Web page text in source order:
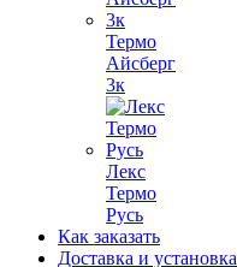
Термо
Айсберг
3к
Лекс
Термо
Русь
Как заказать
Доставка и установка